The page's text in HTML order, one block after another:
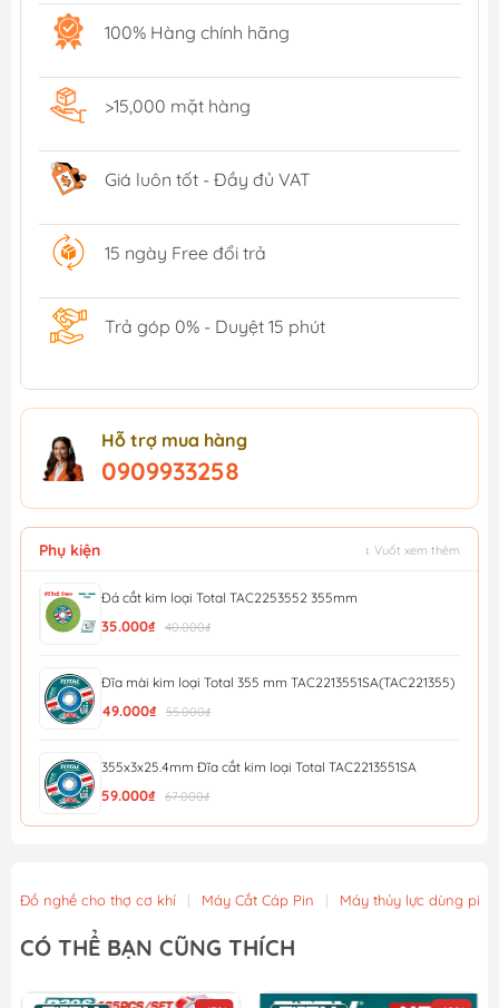
100% Hàng chính hãng
>15,000 mặt hàng
Giá luôn tốt - Đầy đủ VAT
15 ngày Free đổi trả
Trả góp 0% - Duyệt 15 phút
Hỗ trợ mua hàng
0909933258
Phụ kiện ↕ Vuốt xem thêm
Đá cắt kim loại Total TAC2253552 355mm
35.000₫ 40.000₫
Đĩa mài kim loại Total 355 mm TAC2213551SA(TAC221355)
49.000₫ 55.000₫
355x3x25.4mm Đĩa cắt kim loại Total TAC2213551SA
59.000₫ 67.000₫
Đá cắt kim loại Total TAC2211254SA 5 inch (125mm)
11.700₫
Đồ nghề cho thợ cơ khí | Máy Cắt Cáp Pin | Máy thủy lực dùng pin
CÓ THỂ BẠN CŨNG THÍCH